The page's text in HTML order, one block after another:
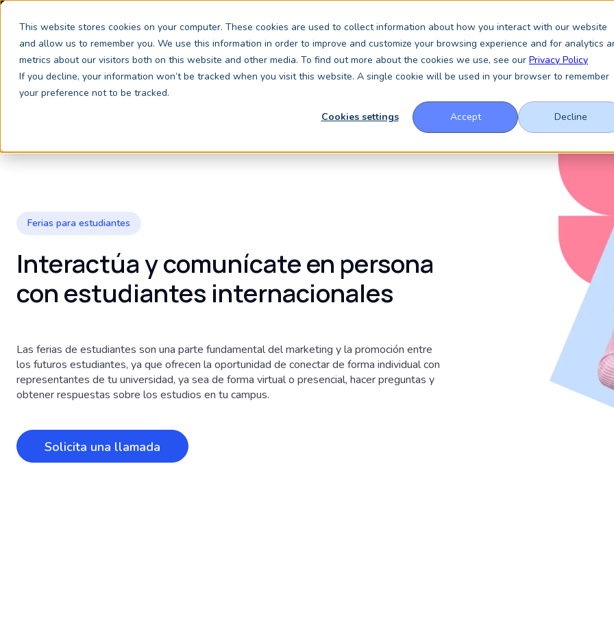
This website stores cookies on your computer. These cookies are used to collect information about how you interact with our website
and allow us to remember you. We use this information in order to improve and customize your browsing experience and for analytics
metrics about our visitors both on this website and other media. To find out more about the cookies we use, see our Privacy Policy
If you decline, your information won’t be tracked when you visit this website. A single cookie will be used in your browser to remember
your preference not to be tracked.
Cookies settings
Accept Decline
Servicios ¿Quiénes somos? Recursos Noticias y análisis
Ferias para estudiantes
Interactúa y comunícate en persona
con estudiantes internacionales
Las ferias de estudiantes son una parte fundamental del marketing y la promoción entre
los futuros estudiantes, ya que ofrecen la oportunidad de conectar de forma individual con
representantes de tu universidad, ya sea de forma virtual o presencial, hacer preguntas y
obtener respuestas sobre los estudios en tu campus.
Solicita una llamada